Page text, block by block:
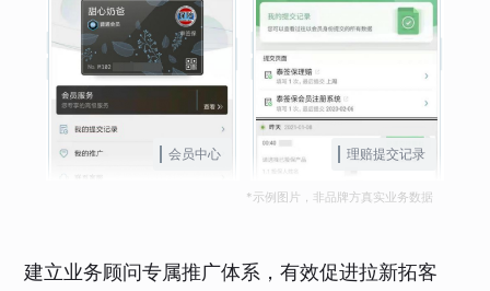
会员中心 理赔提交记录
*示例图片，非品牌方真实业务数据
建立业务顾问专属推广体系，有效促进拉新拓客